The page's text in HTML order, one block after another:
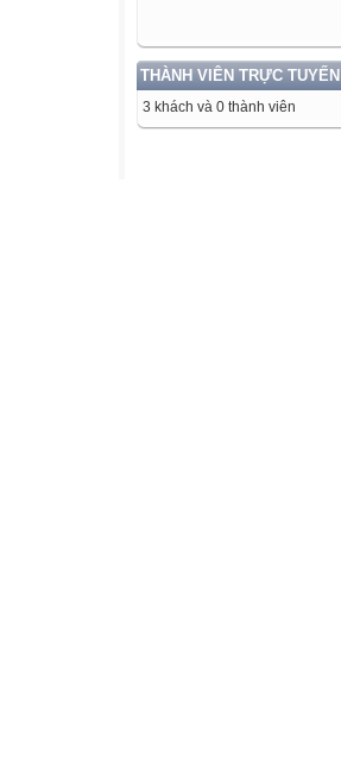
THÀNH VIÊN TRỰC TUYẾN
3 khách và 0 thành viên